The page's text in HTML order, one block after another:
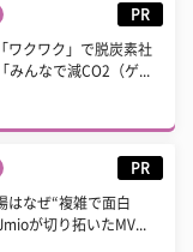
PR
ワクワク」で脱炭素社
みんなで減CO2（ゲ...
PR
はなぜ“複雑で面白
が切り拓いたMV...